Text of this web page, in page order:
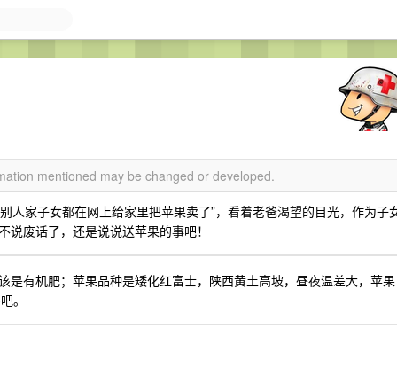
mentioned may be changed or developed.
人家子女都在网上给家里把苹果卖了”，看着老爸渴望的目光，作为子
废话了，还是说说送苹果的事吧！
是有机肥；苹果品种是矮化红富士，陕西黄土高坡，昼夜温差大，苹果
。